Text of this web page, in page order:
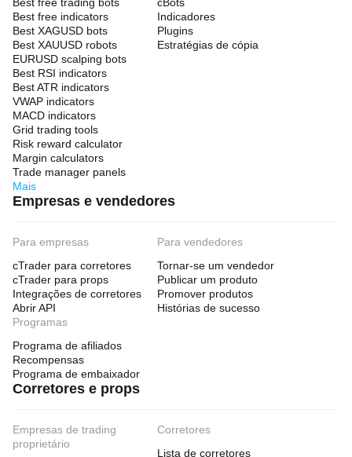
Best free indicators
Best XAGUSD bots
Best XAUUSD robots
EURUSD scalping bots
Best RSI indicators
Best ATR indicators
VWAP indicators
MACD indicators
Grid trading tools
Risk reward calculator
Margin calculators
Trade manager panels
Mais
Indicadores
Plugins
Estratégias de cópia
Empresas e vendedores
Para empresas
cTrader para corretores
cTrader para props
Integrações de corretores
Abrir API
Para vendedores
Tornar-se um vendedor
Publicar um produto
Promover produtos
Histórias de sucesso
Programas
Programa de afiliados
Recompensas
Programa de embaixador
Corretores e props
Empresas de trading
proprietário
Corretores
Lista de corretores